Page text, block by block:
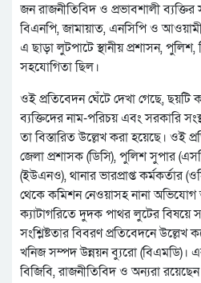
জন রাজনীতিবিদ ও প্রভাবশালী ব্যক্তির
বিএনপি, জামায়াত, এনসিপি ও
এ ছাড়া লুটপাটে স্থানীয় প্রশাসন, পুলিশ,
সহযোগিতা ছিল।
ওই প্রতিবেদন ঘেঁটে দেখা গেছে, ছয়টি
ব্যক্তিদের নাম-পরিচয় এবং সরকারি
তা বিস্তারিত উল্লেখ করা হয়েছে। ওই
জেলা প্রশাসক (ডিসি), পুলিশ সুপার
(ইউএনও), থানার ভারপ্রাপ্ত কর্মকর্তার
থেকে কমিশন নেওয়াসহ নানা অভিযোগ
ক্যাটাগরিতে দুদক পাথর লুটের বিষয়ে
সংশ্লিষ্টতার বিবরণ প্রতিবেদনে
খনিজ সম্পদ উন্নয়ন ব্যুরো (বিএমডি)।
বিজিবি, রাজনীতিবিদ ও অন্যরা